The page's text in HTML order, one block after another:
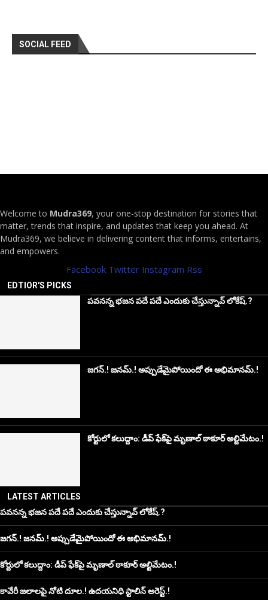
SOCIAL FEED
Welcome to Mudra369, your one-stop destination for stories that
matter, trends that inspire, and updates that keep you ahead. At
Mudra369, we believe in delivering content that informs, entertains,
and empowers.
Facebook Twitter Instagram Rss
EDTIOR'S PICKS
పవనన్న భజన పదే పదే ఎందుకు చేస్తున్నావ్ లోకేష్.?
జగన్.! జనమ్.! అప్పుడేమైపోయిందో ఈ అభిమానమ్.!
కోర్టులో కలుద్దాం: డీప్ ఫేక్‌పై మృణాల్ ఠాకూర్ అల్టిమేటం.!
LATEST ARTICLES
పవనన్న భజన పదే పదే ఎందుకు చేస్తున్నావ్ లోకేష్.?
జగన్.! జనమ్.! అప్పుడేమైపోయిందో ఈ అభిమానమ్.!
కోర్టులో కలుద్దాం: డీప్ ఫేక్‌పై మృణాల్ ఠాకూర్ అల్టిమేటం.!
కావేరీ జలాలపై నోటి దూల.! ఉదయనిధి స్టాలిన్ అరెస్ట్.!